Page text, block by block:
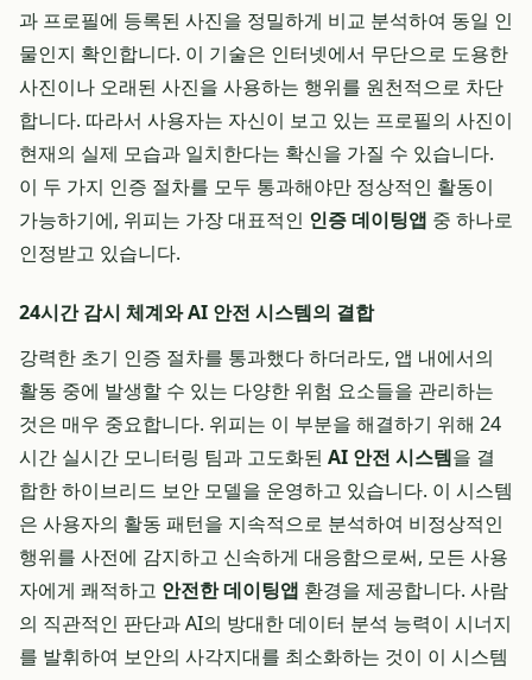
과 프로필에 등록된 사진을 정밀하게 비교 분석하여 동일 인
물인지 확인합니다. 이 기술은 인터넷에서 무단으로 도용한
사진이나 오래된 사진을 사용하는 행위를 원천적으로 차단
합니다. 따라서 사용자는 자신이 보고 있는 프로필의 사진이
현재의 실제 모습과 일치한다는 확신을 가질 수 있습니다.
이 두 가지 인증 절차를 모두 통과해야만 정상적인 활동이
가능하기에, 위피는 가장 대표적인 인증 데이팅앱 중 하나로
인정받고 있습니다.
24시간 감시 체계와 AI 안전 시스템의 결합
강력한 초기 인증 절차를 통과했다 하더라도, 앱 내에서의
활동 중에 발생할 수 있는 다양한 위험 요소들을 관리하는
것은 매우 중요합니다. 위피는 이 부분을 해결하기 위해 24
시간 실시간 모니터링 팀과 고도화된 AI 안전 시스템을 결
합한 하이브리드 보안 모델을 운영하고 있습니다. 이 시스템
은 사용자의 활동 패턴을 지속적으로 분석하여 비정상적인
행위를 사전에 감지하고 신속하게 대응함으로써, 모든 사용
자에게 쾌적하고 안전한 데이팅앱 환경을 제공합니다. 사람
의 직관적인 판단과 AI의 방대한 데이터 분석 능력이 시너지
를 발휘하여 보안의 사각지대를 최소화하는 것이 이 시스템